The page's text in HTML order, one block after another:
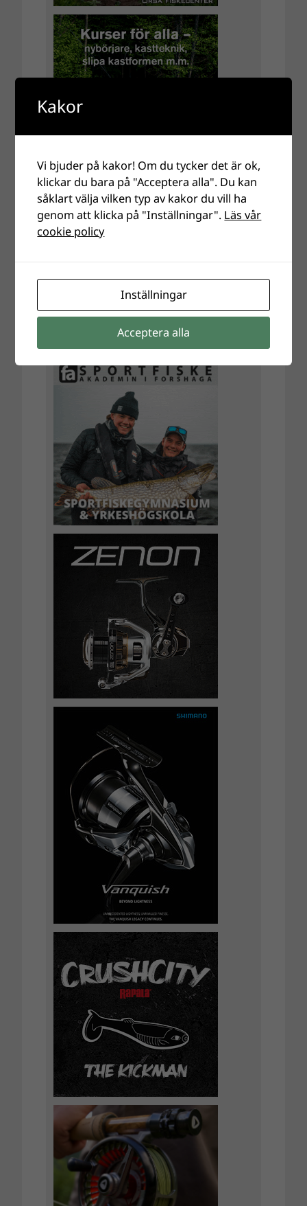
Kakor
Vi bjuder på kakor! Om du tycker det är ok,
klickar du bara på "Acceptera alla". Du kan
såklart välja vilken typ av kakor du vill ha
genom att klicka på "Inställningar". Läs vår
cookie policy
Inställningar
Acceptera alla